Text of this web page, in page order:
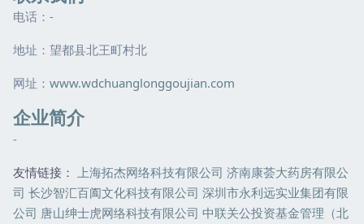
电话：-
地址：望都县北王町村北
网址： www.wdchuanglonggoujian.com
企业简介
-
友情链接： 上海拓杰网络科技有限公司 济南康荟大药房有限公
司 长沙智汇百阖文化科技有限公司 深圳市永利远实业集团有限
公司 唐山绅士虎网络科技有限公司 中联关公投资基金管理（北